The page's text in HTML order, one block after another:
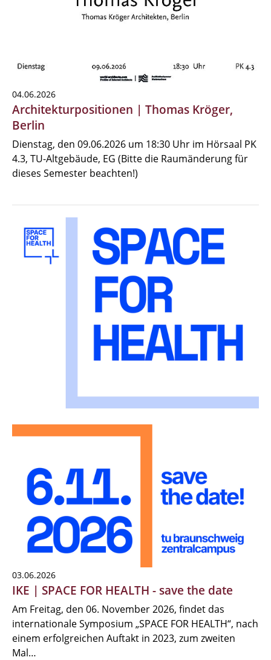
04.06.2026
Architekturpositionen | Thomas Kröger,
Berlin
Dienstag, den 09.06.2026 um 18:30 Uhr im Hörsaal PK
4.3, TU-Altgebäude, EG (Bitte die Raumänderung für
dieses Semester beachten!)
03.06.2026
IKE | SPACE FOR HEALTH - save the date
Am Freitag, den 06. November 2026, findet das
internationale Symposium „SPACE FOR HEALTH“, nach
einem erfolgreichen Auftakt in 2023, zum zweiten
Mal…